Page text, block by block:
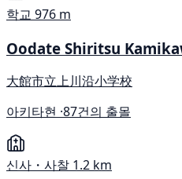
학교 976 m
Oodate Shiritsu
大館市立上川沿小学校
아키타현 ·87건의 출몰
신사・사찰 1.2 km